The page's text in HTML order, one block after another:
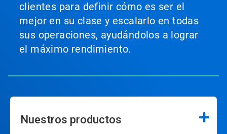
clientes para definir cómo es ser el
mejor en su clase y escalarlo en todas
sus operaciones, ayudándolos a lograr
el máximo rendimiento.
Nuestros productos